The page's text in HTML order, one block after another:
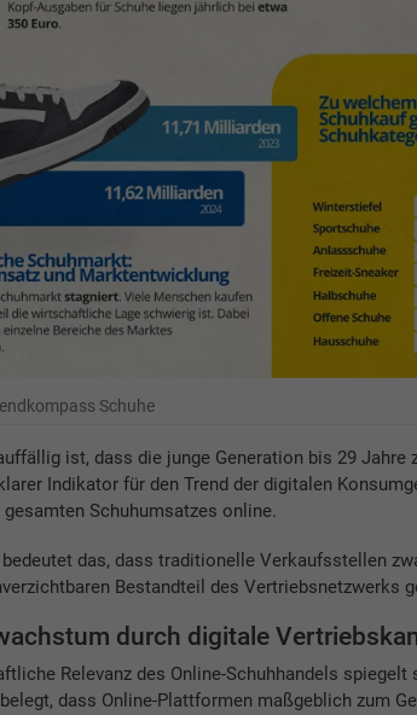
Schuhe
ist, dass die junge Generation bis 29 Jahre
Indikator für den Trend der digitalen
gesamten Schuhumsatzes online.
das, dass traditionelle Verkaufsstellen
Bestandteil des Vertriebsnetzwerks
durch digitale
Relevanz des Online-Schuhhandels
dass Online-Plattformen maßgeblich zum